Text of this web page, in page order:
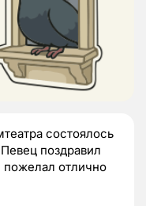
состоялось
поздравил
отлично